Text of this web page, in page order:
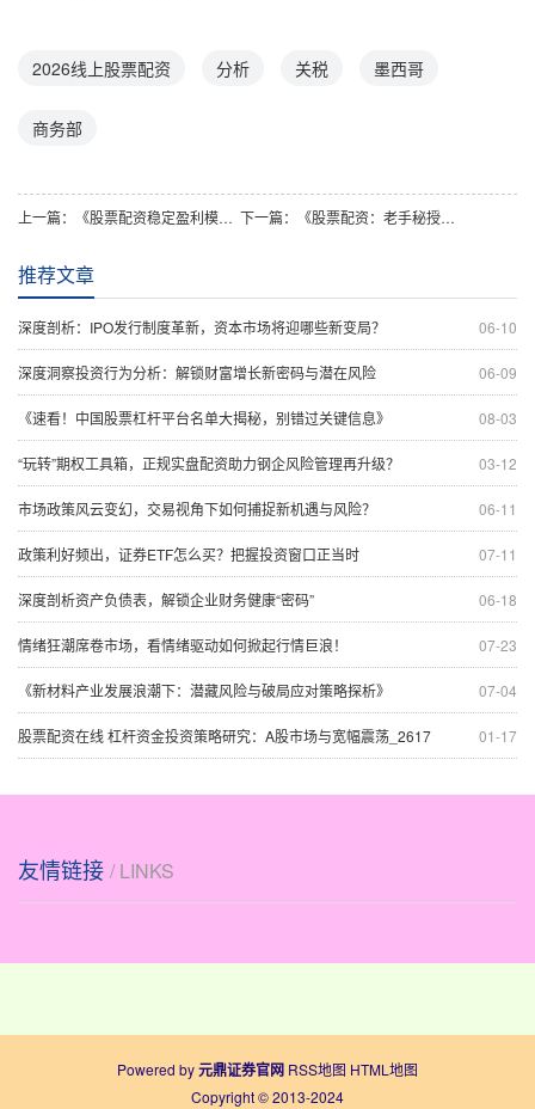
2026线上股票配资 分析 关税 墨西哥
商务部
上一篇： 《股票配资稳定盈利模式揭秘：月均涨幅，资金规模年增》 下一篇： 《股票配资：老手秘授的杠杆舞步，带你跳出财富圆舞曲》
推荐文章
06-10
深度剖析：IPO发行制度革新，资本市场将迎哪些新变局？
06-09
深度洞察投资行为分析：解锁财富增长新密码与潜在风险
08-03
《速看！中国股票杠杆平台名单大揭秘，别错过关键信息》
03-12
“玩转”期权工具箱，正规实盘配资助力钢企风险管理再升级？
06-11
市场政策风云变幻，交易视角下如何捕捉新机遇与风险？
07-11
政策利好频出，证券ETF怎么买？把握投资窗口正当时
06-18
深度剖析资产负债表，解锁企业财务健康“密码”
07-23
情绪狂潮席卷市场，看情绪驱动如何掀起行情巨浪！
07-04
《新材料产业发展浪潮下：潜藏风险与破局应对策略探析》
01-17
股票配资在线 杠杆资金投资策略研究：A股市场与宽幅震荡_2617
友情链接 / LINKS
Powered by元鼎证券官网 RSS地图 HTML地图
Copyright© 2013-2024